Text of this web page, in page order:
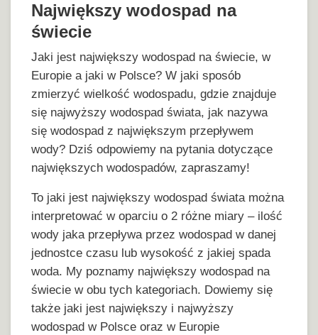
Największy wodospad na
świecie
Jaki jest największy wodospad na świecie, w
Europie a jaki w Polsce? W jaki sposób
zmierzyć wielkość wodospadu, gdzie znajduje
się najwyższy wodospad świata, jak nazywa
się wodospad z największym przepływem
wody? Dziś odpowiemy na pytania dotyczące
największych wodospadów, zapraszamy!
To jaki jest największy wodospad świata można
interpretować w oparciu o 2 różne miary – ilość
wody jaka przepływa przez wodospad w danej
jednostce czasu lub wysokość z jakiej spada
woda. My poznamy największy wodospad na
świecie w obu tych kategoriach. Dowiemy się
także jaki jest największy i najwyższy
wodospad w Polsce oraz w Europie